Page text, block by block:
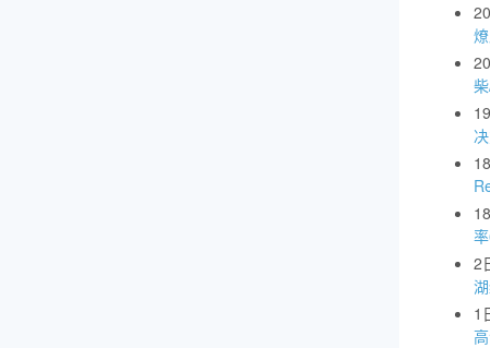
2
1